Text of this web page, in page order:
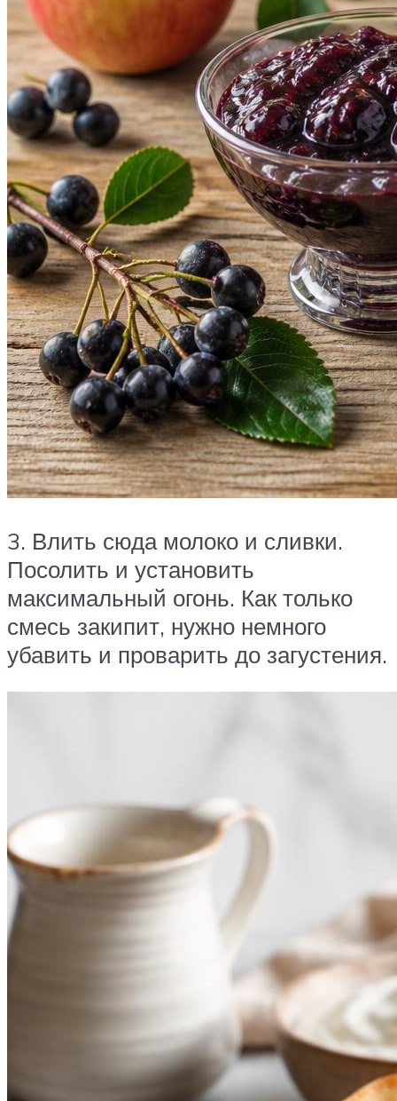
3. Влить сюда молоко и сливки.
Посолить и установить
максимальный огонь. Как только
смесь закипит, нужно немного
убавить и проварить до загустения.